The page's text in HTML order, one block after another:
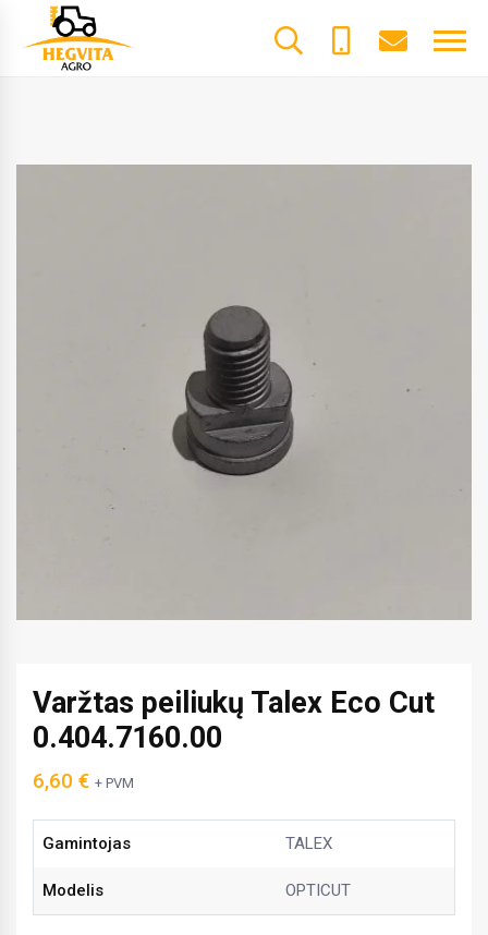
Varžtas peiliukų Talex Eco Cut
0.404.7160.00
6,60 € + PVM
Gamintojas TALEX
Modelis OPTICUT